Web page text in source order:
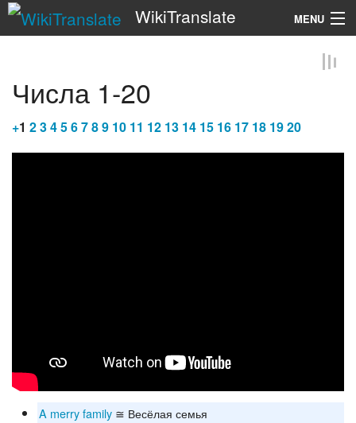
WikiTranslate MENU
Числа 1-20
+1 23456789 10 11 12 13 14 15 16 17 18 1920
A merry family ≅ Весёлая семья